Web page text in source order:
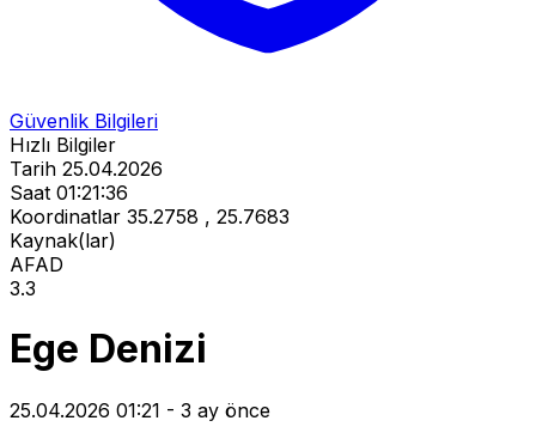
Güvenlik Bilgileri
Hızlı Bilgiler
Tarih 25.04.2026
Saat 01:21:36
Koordinatlar 35.2758 , 25.7683
Kaynak(lar)
AFAD
3.3
Ege Denizi
25.04.2026 01:21 - 3 ay önce